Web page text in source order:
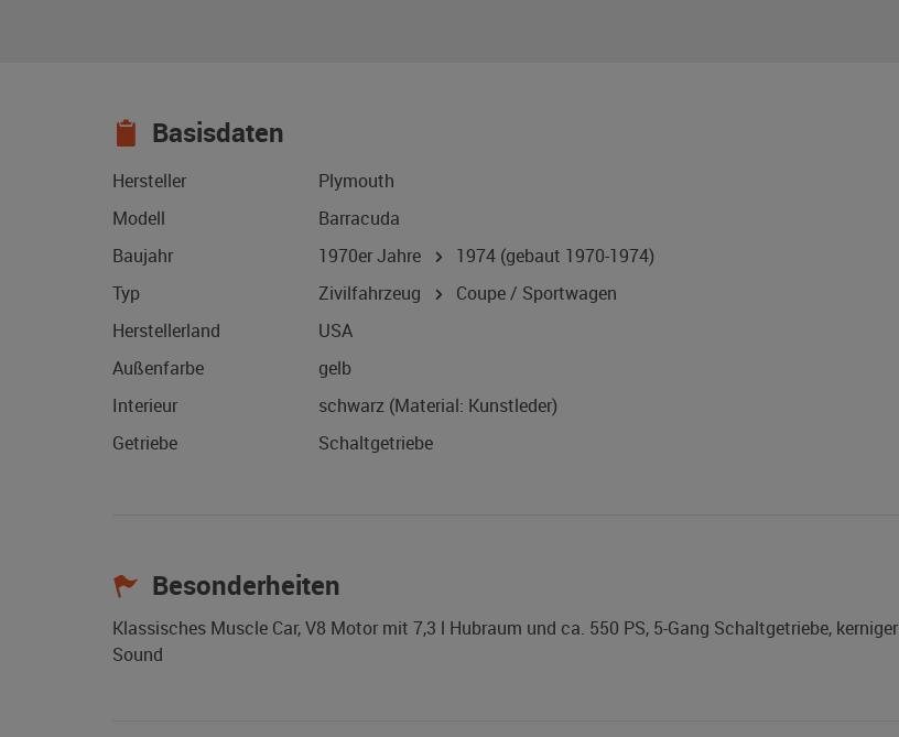
Basisdaten
Hersteller
Plymouth
Modell
Barracuda
Baujahr
1970er Jahre 1974 (gebaut 1970-1974)
Typ
Zivilfahrzeug
Coupe / Sportwagen
Herstellerland
USA
Außenfarbe
gelb
Interieur
schwarz (Material: Kunstleder)
Getriebe
Schaltgetriebe
Besonderheiten
Klassisches Muscle Car, V8 Motor mit 7,3 l Hubraum und ca. 550 PS, 5-Gang Schaltgetriebe, kerniger
Sound